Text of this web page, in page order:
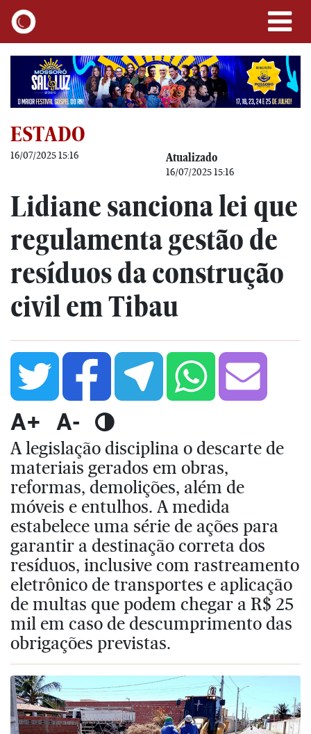
ESTADO
16/07/2025 15:16 Atualizado
16/07/2025 15:16
Lidiane sanciona lei que
regulamenta gestão de
resíduos da construção
civil em Tibau
A+ A-
A legislação disciplina o descarte de
materiais gerados em obras,
reformas, demolições, além de
móveis e entulhos. A medida
estabelece uma série de ações para
garantir a destinação correta dos
resíduos, inclusive com rastreamento
eletrônico de transportes e aplicação
de multas que podem chegar a R$ 25
mil em caso de descumprimento das
obrigações previstas.